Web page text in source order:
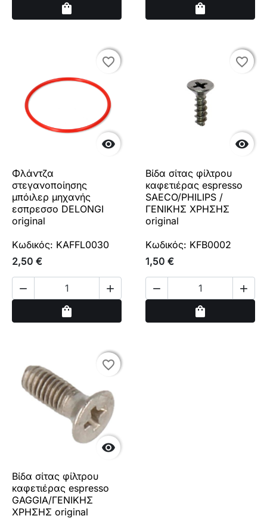
shopping_bag shopping_bag

favorite_border
favorite_border
Φλάντζα
στεγανοποίησης
μπόιλερ μηχανής
εσπρεσσο DELONGI
original
Κωδικός: KAFFL0030
2,50 €
 
shopping_bag

favorite_border
favorite_border
Βίδα σίτας φίλτρου
καφετιέρας espresso
SAECO/PHILIPS /
ΓΕΝΙΚΗΣ ΧΡΗΣΗΣ
original
Κωδικός: KFB0002
1,50 €
 
shopping_bag

favorite_border
favorite_border
Βίδα σίτας φίλτρου
καφετιέρας espresso
GAGGIA/ΓΕΝΙΚΗΣ
ΧΡΗΣΗΣ original